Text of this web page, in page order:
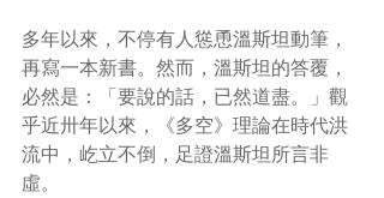
多年以來，不停有人慫恿溫斯坦動筆，
再寫一本新書。然而，溫斯坦的答覆，
必然是：「要說的話，已然道盡。」觀
乎近卅年以來，《多空》理論在時代洪
流中，屹立不倒，足證溫斯坦所言非
虛。